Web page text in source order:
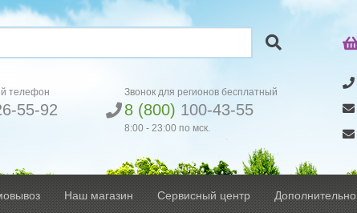
телефон
55-92
Звонок для регионов бесплатный
8 (800) 100-43-55
8:00 - 23:00 по мск.
Наш магазин Сервисный центр Дополнительно